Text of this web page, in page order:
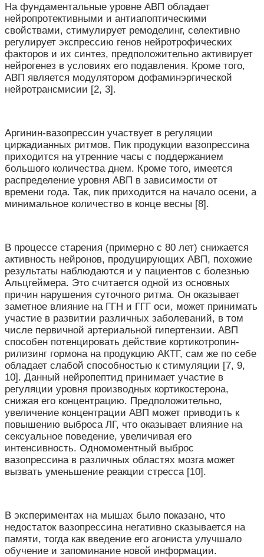
На фундаментальные уровне АВП обладает
нейропротективными и антиапоптическими
свойствами, стимулирует ремоделинг, селективно
регулирует экспрессию генов нейротрофических
факторов и их синтез, предположительно активирует
нейрогенез в условиях его подавления. Кроме того,
АВП является модулятором дофаминэргической
нейротрансмисии [2, 3].
Аргинин-вазопрессин участвует в регуляции
циркадианных ритмов. Пик продукции вазопрессина
приходится на утренние часы с поддержанием
большого количества днем. Кроме того, имеется
распределение уровня АВП в зависимости от
времени года. Так, пик приходится на начало осени, а
минимальное количество в конце весны [8].
В процессе старения (примерно с 80 лет) снижается
активность нейронов, продуцирующих АВП, похожие
результаты наблюдаются и у пациентов с болезнью
Альцгеймера. Это считается одной из основных
причин нарушения суточного ритма. Он оказывает
заметное влияние на ГГН и ГГГ оси, может принимать
участие в развитии различных заболеваний, в том
числе первичной артериальной гипертензии. АВП
способен потенцировать действие кортикотропин-
рилизинг гормона на продукцию АКТГ, сам же по себе
обладает слабой способностью к стимуляции [7, 9,
10]. Данный нейропептид принимает участие в
регуляции уровня производных кортикостерона,
снижая его концентрацию. Предположительно,
увеличение концентрации АВП может приводить к
повышению выброса ЛГ, что оказывает влияние на
сексуальное поведение, увеличивая его
интенсивность. Одномоментный выброс
вазопрессина в различных областях мозга может
вызвать уменьшение реакции стресса [10].
В экспериментах на мышах было показано, что
недостаток вазопрессина негативно сказывается на
памяти, тогда как введение его агониста улучшало
обучение и запоминание новой информации.